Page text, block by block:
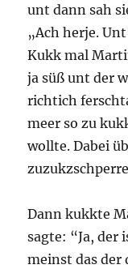
unt dann sah
„Ach herje.
Kukk mal
ja süß unt der
richtich
meer so zu
wollte. Dabei
Dann kukkte
sagte: “Ja, der
meinst das der